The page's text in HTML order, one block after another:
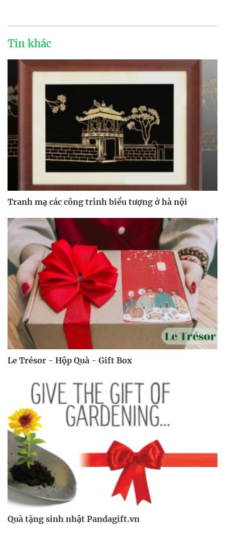
Tin khác
Tranh mạ các công trình biểu tượng ở hà nội
Le Trésor - Hộp Quà - Gift Box
Quà tặng sinh nhật Pandagift.vn